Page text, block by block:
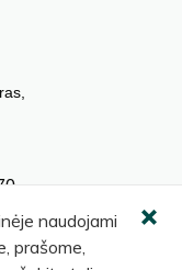
naudojami
prašome,